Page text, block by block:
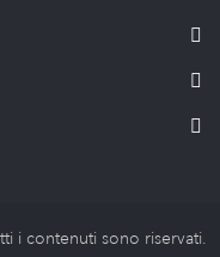
i contenuti sono riservati.